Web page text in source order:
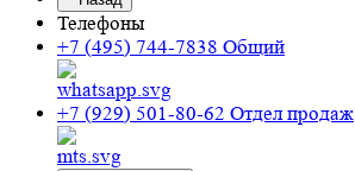
Телефоны
+7 (495) 744-7838 Общий
+7 (929) 501-80-62 Отдел продаж